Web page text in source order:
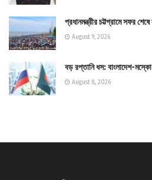
প্রধানমন্ত্রীর চট্টগ্রামে সফর
August 9, 2026
বড় রপ্তানি ধস: বাংলাদেশ-মস্কো
August 8, 2026